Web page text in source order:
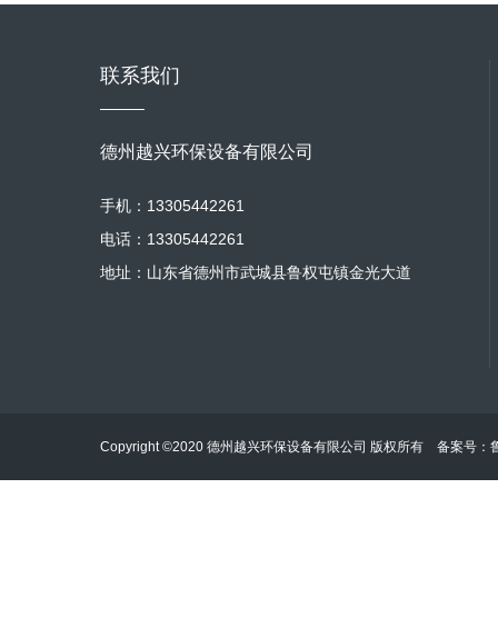
联系我们
德州越兴环保设备有限公司
手机：13305442261
电话：13305442261
地址：山东省德州市武城县鲁权屯镇金光大道
Copyright ©2020 德州越兴环保设备有限公司 版权所有 备案号：